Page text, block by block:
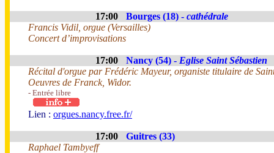
17:00 Bourges (18) - cathédrale
Francis Vidil, orgue (Versailles)
Concert d’improvisations
17:00 Nancy (54) - Eglise Saint Sébastien
Récital d'orgue par Frédéric Mayeur, organiste titulaire de
Oeuvres de Franck, Widor.
- Entrée libre
Lien : orgues.nancy.free.fr/
17:00
Guitres (33)
Raphael Tambyeff